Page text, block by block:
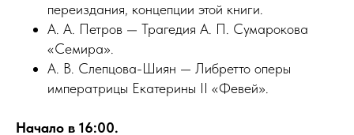
переиздания, концепции этой книги.
А. А. Петров — Трагедия А. П. Сумарокова
«Семира».
А. В. Слепцова-Шиян — Либретто оперы
императрицы Екатерины II «Февей».
Начало в 16:00.